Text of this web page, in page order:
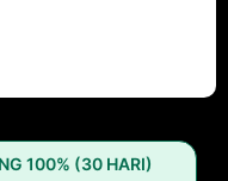
100% (30 HARI)